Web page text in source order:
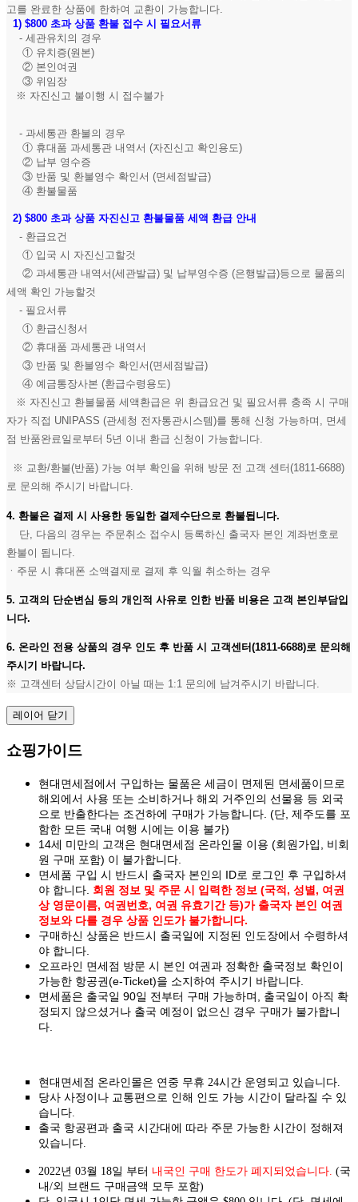
고를 완료한 상품에 한하여 교환이 가능합니다.
1) $800 초과 상품 환불 접수 시 필요서류
- 세관유치의 경우
① 유치증(원본)
② 본인여권
③ 위임장
※ 자진신고 불이행 시 접수불가
- 과세통관 환불의 경우
① 휴대품 과세통관 내역서 (자진신고 확인용도)
② 납부 영수증
③ 반품 및 환불영수 확인서 (면세점발급)
④ 환불물품
2) $800 초과 상품 자진신고 환불물품 세액 환급 안내
- 환급요건
① 입국 시 자진신고할것
② 과세통관 내역서(세관발급) 및 납부영수증 (은행발급)등으로 물품의
세액 확인 가능할것
- 필요서류
① 환급신청서
② 휴대품 과세통관 내역서
③ 반품 및 환불영수 확인서(면세점발급)
④ 예금통장사본 (환급수령용도)
※ 자진신고 환불물품 세액환급은 위 환급요건 및 필요서류 충족 시 구매
자가 직접 UNIPASS (관세청 전자통관시스템)를 통해 신청 가능하며, 면세
점 반품완료일로부터 5년 이내 환급 신청이 가능합니다.
※ 교환/환불(반품) 가능 여부 확인을 위해 방문 전 고객 센터(1811-6688)
로 문의해 주시기 바랍니다.
4. 환불은 결제 시 사용한 동일한 결제수단으로 환불됩니다.
단, 다음의 경우는 주문취소 접수시 등록하신 출국자 본인 계좌번호로
환불이 됩니다.
ㆍ주문 시 휴대폰 소액결제로 결제 후 익월 취소하는 경우
5. 고객의 단순변심 등의 개인적 사유로 인한 반품 비용은 고객 본인부담입
니다.
6. 온라인 전용 상품의 경우 인도 후 반품 시 고객센터(1811-6688)로 문의해
주시기 바랍니다.
※ 고객센터 상담시간이 아닐 때는 1:1 문의에 남겨주시기 바랍니다.
레이어 닫기
쇼핑가이드
현대면세점에서 구입하는 물품은 세금이 면제된 면세품이므로
해외에서 사용 또는 소비하거나 해외 거주인의 선물용 등 외국
으로 반출한다는 조건하에 구매가 가능합니다. (단, 제주도를 포
함한 모든 국내 여행 시에는 이용 불가)
14세 미만의 고객은 현대면세점 온라인몰 이용 (회원가입, 비회
원 구매 포함) 이 불가합니다.
면세품 구입 시 반드시 출국자 본인의 ID로 로그인 후 구입하셔
야 합니다. 회원 정보 및 주문 시 입력한 정보 (국적, 성별, 여권
상 영문이름, 여권번호, 여권 유효기간 등)가 출국자 본인 여권
정보와 다를 경우 상품 인도가 불가합니다.
구매하신 상품은 반드시 출국일에 지정된 인도장에서 수령하셔
야 합니다.
오프라인 면세점 방문 시 본인 여권과 정확한 출국정보 확인이
가능한 항공권(e-Ticket)을 소지하여 주시기 바랍니다.
면세품은 출국일 90일 전부터 구매 가능하며, 출국일이 아직 확
정되지 않으셨거나 출국 예정이 없으신 경우 구매가 불가합니
다.
현대면세점 온라인몰은 연중 무휴 24시간 운영되고 있습니다.
당사 사정이나 교통편으로 인해 인도 가능 시간이 달라질 수 있
습니다.
출국 항공편과 출국 시간대에 따라 주문 가능한 시간이 정해져
있습니다.
2022년 03월 18일 부터 내국인 구매 한도가 폐지되었습니다. (국
내/외 브랜드 구매금액 모두 포함)